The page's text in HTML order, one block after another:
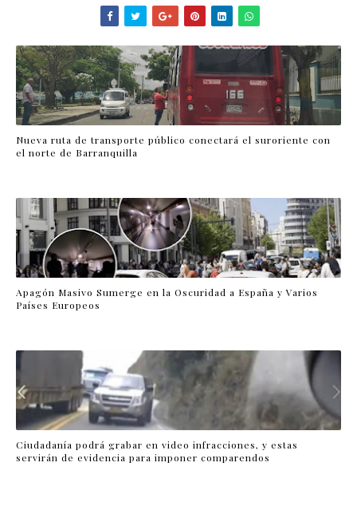
Nueva ruta de transporte público conectará el suroriente con
el norte de Barranquilla
Apagón Masivo Sumerge en la Oscuridad a España y Varios
Países Europeos
Ciudadanía podrá grabar en video infracciones, y estas
servirán de evidencia para imponer comparendos